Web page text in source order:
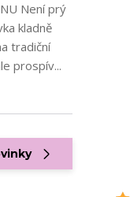
Není prý
kladně
tradiční
prospív...